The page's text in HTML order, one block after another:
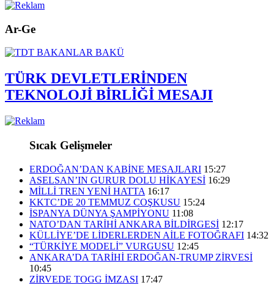
Ar-Ge
TÜRK DEVLETLERİNDEN
TEKNOLOJİ BİRLİĞİ MESAJI
Sıcak Gelişmeler
ERDOĞAN’DAN KABİNE MESAJLARI 15:27
ASELSAN’IN GURUR DOLU HİKAYESİ 16:29
MİLLİ TREN YENİ HATTA 16:17
KKTC’DE 20 TEMMUZ COŞKUSU 15:24
İSPANYA DÜNYA ŞAMPİYONU 11:08
NATO’DAN TARİHİ ANKARA BİLDİRGESİ 12:17
KÜLLİYE’DE LİDERLERDEN AİLE FOTOĞRAFI 14:32
“TÜRKİYE MODELİ” VURGUSU 12:45
ANKARA’DA TARİHİ ERDOĞAN-TRUMP ZİRVESİ
10:45
ZİRVEDE TOGG İMZASI 17:47